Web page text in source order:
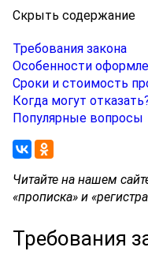
Скрыть содержание
Требования закона
Особенности
Сроки и стоимость
Когда могут
Популярные вопросы
Читайте на нашем
«прописка» и
Требования